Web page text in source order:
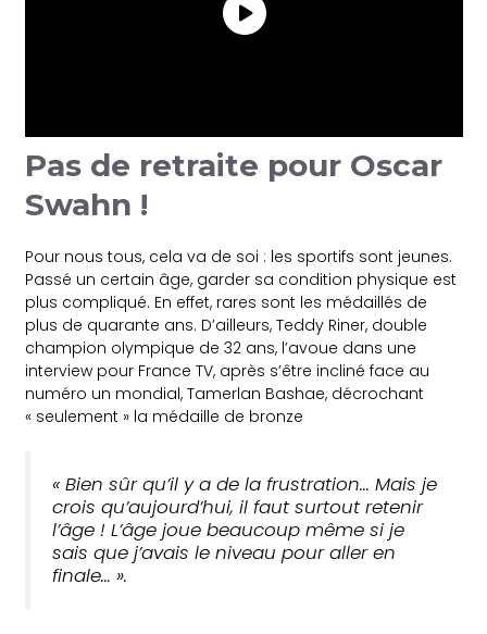
Pas de retraite pour Oscar
Swahn !
Pour nous tous, cela va de soi : les sportifs sont jeunes.
Passé un certain âge, garder sa condition physique est
plus compliqué. En effet, rares sont les médaillés de
plus de quarante ans. D’ailleurs, Teddy Riner, double
champion olympique de 32 ans, l’avoue dans une
interview pour France TV, après s’être incliné face au
numéro un mondial, Tamerlan Bashae, décrochant
« seulement » la médaille de bronze
« Bien sûr qu’il y a de la frustration… Mais je
crois qu’aujourd’hui, il faut surtout retenir
l’âge ! L’âge joue beaucoup même si je
sais que j’avais le niveau pour aller en
finale… ».